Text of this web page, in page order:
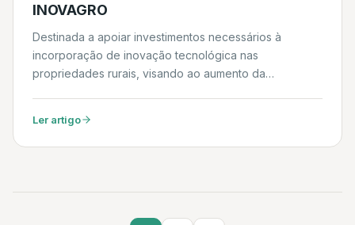
INOVAGRO
Destinada a apoiar investimentos necessários à
incorporação de inovação tecnológica nas
propriedades rurais, visando ao aumento da
inserção competitiva dos produtores rurais nos
diferentes mercados consumidores. Daniel
Ler artigo